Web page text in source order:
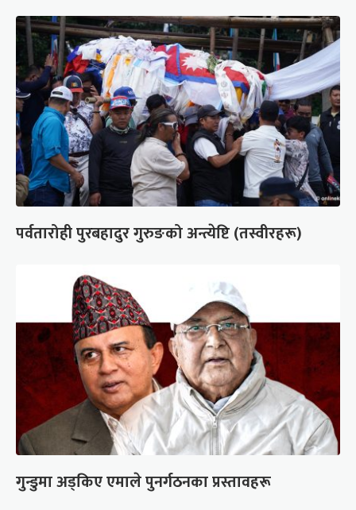
पर्वतारोही पुरबहादुर गुरुङको अन्त्येष्टि (तस्वीरहरू)
गुन्डुमा अड्किए एमाले पुनर्गठनका प्रस्तावहरू